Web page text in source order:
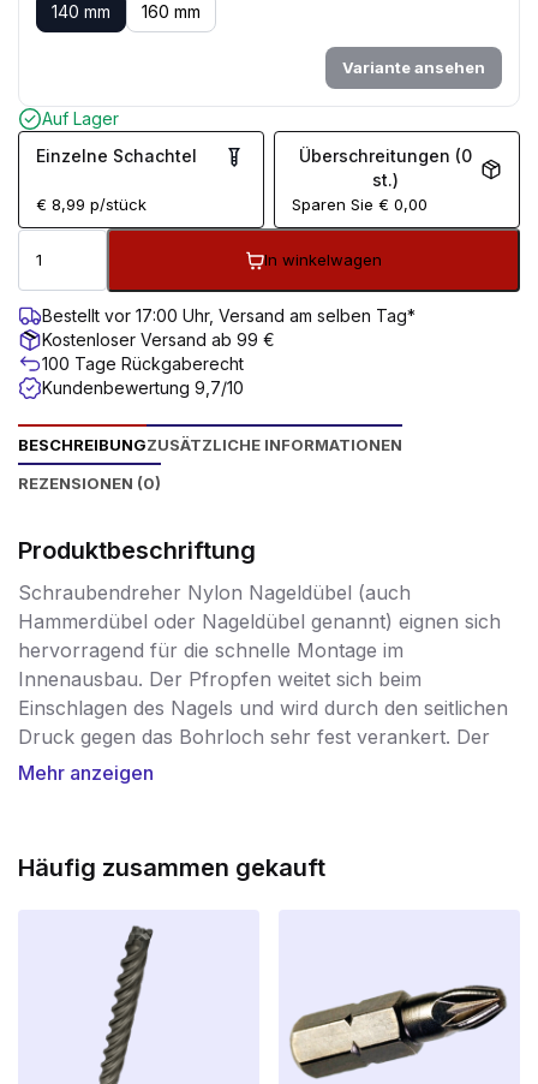
140 mm
160 mm
Variante ansehen
Auf Lager
Einzelne Schachtel
€ 8,99 p/stück
Überschreitungen (0
st.)
Sparen Sie€ 0,00
In winkelwagen
Bestellt vor 17:00 Uhr, Versand am selben Tag*
Kostenloser Versand ab 99 €
100 Tage Rückgaberecht
Kundenbewertung 9,7/10
BESCHREIBUNGZUSÄTZLICHE INFORMATIONEN
REZENSIONEN (0)
Produktbeschriftung
Schraubendreher Nylon Nageldübel (auch
Hammerdübel oder Nageldübel genannt) eignen sich
hervorragend für die schnelle Montage im
Innenausbau. Der Pfropfen weitet sich beim
Einschlagen des Nagels und wird durch den seitlichen
Druck gegen das Bohrloch sehr fest verankert. Der
PZ-Bit-Anschluss am Kopf ermöglicht ein zusätzliches
erhältlich. Für die Befestigung von Sockelleisten,
Decken verwenden Sie die Nageldübel von
Screwdump!
Mehr anzeigen
Häufig zusammen gekauft